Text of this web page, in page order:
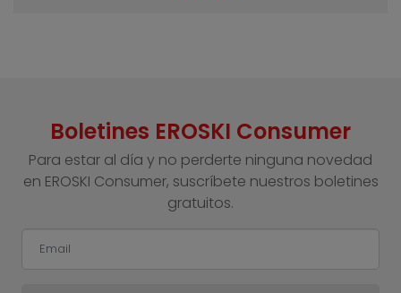
Boletines EROSKI Consumer
Para estar al día y no perderte ninguna novedad
en EROSKI Consumer, suscríbete nuestros boletines
gratuitos.